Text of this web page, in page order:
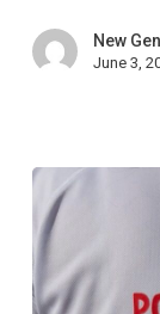
New
June 3,